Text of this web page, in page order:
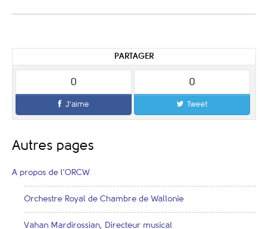
PARTAGER
0
J'aime
0
Tweet
Autres pages
A propos de l’ORCW
Orchestre Royal de Chambre de Wallonie
Vahan Mardirossian, Directeur musical